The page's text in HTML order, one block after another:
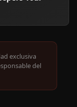
exclusiva
del